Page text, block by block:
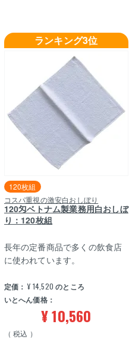
ランキング3位
コスパ重視の激安白おしぼり
120匁ベトナム製業務用白おしぼ
り：120枚組
120枚組
定価： ¥ 14,520 のところ
いとへん価格：
¥10,560
税込
長年の定番商品で多くの飲食店
に使われています。